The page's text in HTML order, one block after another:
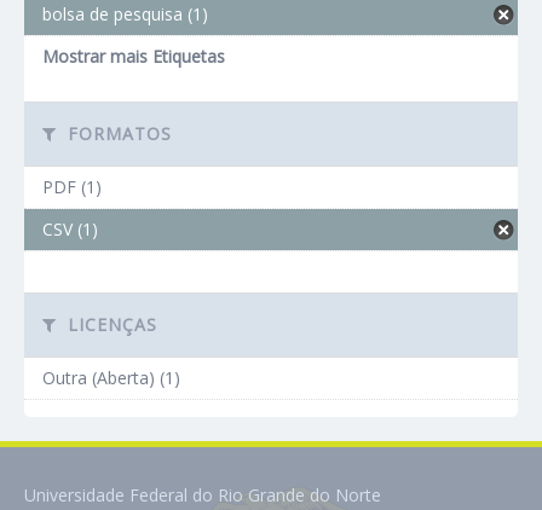
bolsa de pesquisa (1)
Mostrar mais Etiquetas
FORMATOS
PDF (1)
CSV (1)
LICENÇAS
Outra (Aberta) (1)
Universidade Federal do Rio Grande do Norte